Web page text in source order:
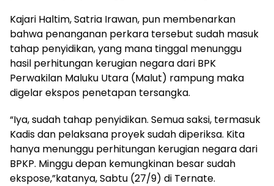
Kajari Haltim, Satria Irawan, pun membenarkan
bahwa penanganan perkara tersebut sudah masuk
tahap penyidikan, yang mana tinggal menunggu
hasil perhitungan kerugian negara dari BPK
Perwakilan Maluku Utara (Malut) rampung maka
digelar ekspos penetapan tersangka.
“Iya, sudah tahap penyidikan. Semua saksi, termasuk
Kadis dan pelaksana proyek sudah diperiksa. Kita
hanya menunggu perhitungan kerugian negara dari
BPKP. Minggu depan kemungkinan besar sudah
ekspose,”katanya, Sabtu (27/9) di Ternate.